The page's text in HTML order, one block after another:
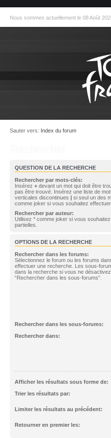
Nous sommes actuellement le 08 Août
Sauter vers: Index du forum
QUESTION DE LA RECHERCHE
Rechercher par mots-clés:
Insérez + devant un mot qui doit être
pas être trouvé. Insérez une liste de
verticales discontinues | si seul un des
comme joker si vous souhaitez
Rechercher par auteur:
Utilisez * comme joker si vous
partielles.
OPTIONS DE LA RECHERCHE
Rechercher dans les forums:
Sélectionnez le forum ou les forums
effectuer une recherche. Les sous-
dans la recherche si vous ne
“Rechercher dans les sous-forums”.
Rechercher dans les sous-forums:
Rechercher dans:
Afficher les résultats sous forme de:
Trier les résultats par:
Limiter les résultats au précédent:
Retourner en premier les: